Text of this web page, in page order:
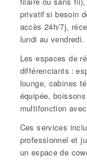
privatif si besoin
accès 24h/7j,
lundi au vendredi.
Les espaces de
différenciants :
lounge, cabines
équipée,
multifonction
Ces services
professionnel et
un espace de